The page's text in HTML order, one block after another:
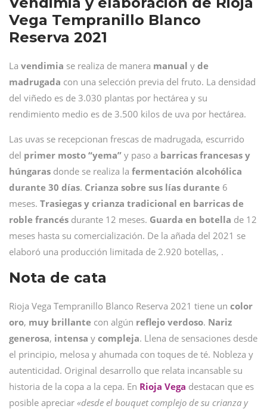
Vega Tempranillo Blanco
Reserva 2021
La vendimia se realiza de manera manual y de
madrugada con una selección previa del fruto. La densidad
del viñedo es de 3.030 plantas por hectárea y su
rendimiento medio es de 3.500 kilos de uva por hectárea.
Las uvas se recepcionan frescas de madrugada, escurrido
del primer mosto “yema” y paso a barricas francesas y
húngaras donde se realiza la fermentación alcohólica
durante 30 días. Crianza sobre sus lías durante 6
meses. Trasiegas y crianza tradicional en barricas de
roble francés durante 12 meses. Guarda en botella de 12
meses hasta su comercialización. De la añada del 2021 se
elaboró una producción limitada de 2.920 botellas, .
Nota de cata
Rioja Vega Tempranillo Blanco Reserva 2021 tiene un color
oro, muy brillante con algún reflejo verdoso. Nariz
generosa, intensa y compleja. Llena de sensaciones desde
el principio, melosa y ahumada con toques de té. Nobleza y
autenticidad. Original desarrollo que relata incansable su
historia de la copa a la cepa. En Rioja Vega destacan que es
posible apreciar «desde el bouquet complejo de su crianza y